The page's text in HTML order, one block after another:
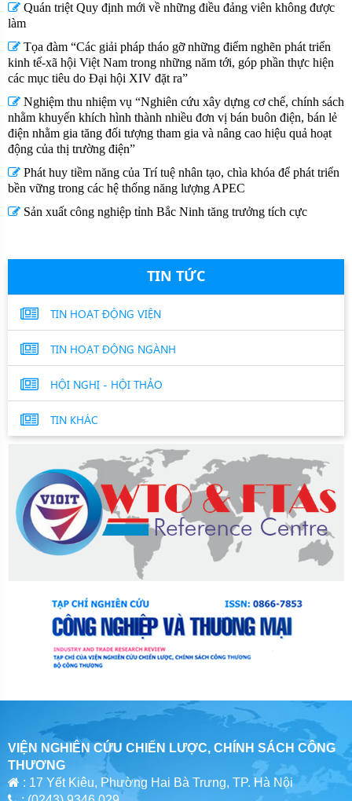
Quán triệt Quy định mới về những điều đảng viên không được
làm
Tọa đàm “Các giải pháp tháo gỡ những điểm nghẽn phát triển
kinh tế-xã hội Việt Nam trong những năm tới, góp phần thực hiện
các mục tiêu do Đại hội XIV đặt ra”
Nghiệm thu nhiệm vụ “Nghiên cứu xây dựng cơ chế, chính sách
nhằm khuyến khích hình thành nhiều đơn vị bán buôn điện, bán lẻ
điện nhằm gia tăng đối tượng tham gia và nâng cao hiệu quả hoạt
động của thị trường điện”
Phát huy tiềm năng của Trí tuệ nhân tạo, chìa khóa để phát triển
bền vững trong các hệ thống năng lượng APEC
Sản xuất công nghiệp tỉnh Bắc Ninh tăng trưởng tích cực
TIN TỨC
TIN HOẠT ĐỘNG VIỆN
TIN HOẠT ĐỘNG NGÀNH
HỘI NGHỊ - HỘI THẢO
TIN KHÁC
VIỆN NGHIÊN CỨU CHIẾN LƯỢC, CHÍNH SÁCH CÔNG
THƯƠNG
: 17 Yết Kiêu, Phường Hai Bà Trưng, TP. Hà Nội